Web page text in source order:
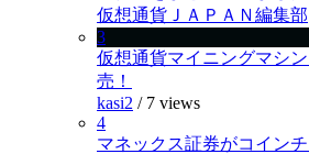
仮想通貨ＪＡＰＡＮ編集部
3
仮想通貨マイニングマシ
売！
kasi2 / 7 views
4
マネックス証券がコイン